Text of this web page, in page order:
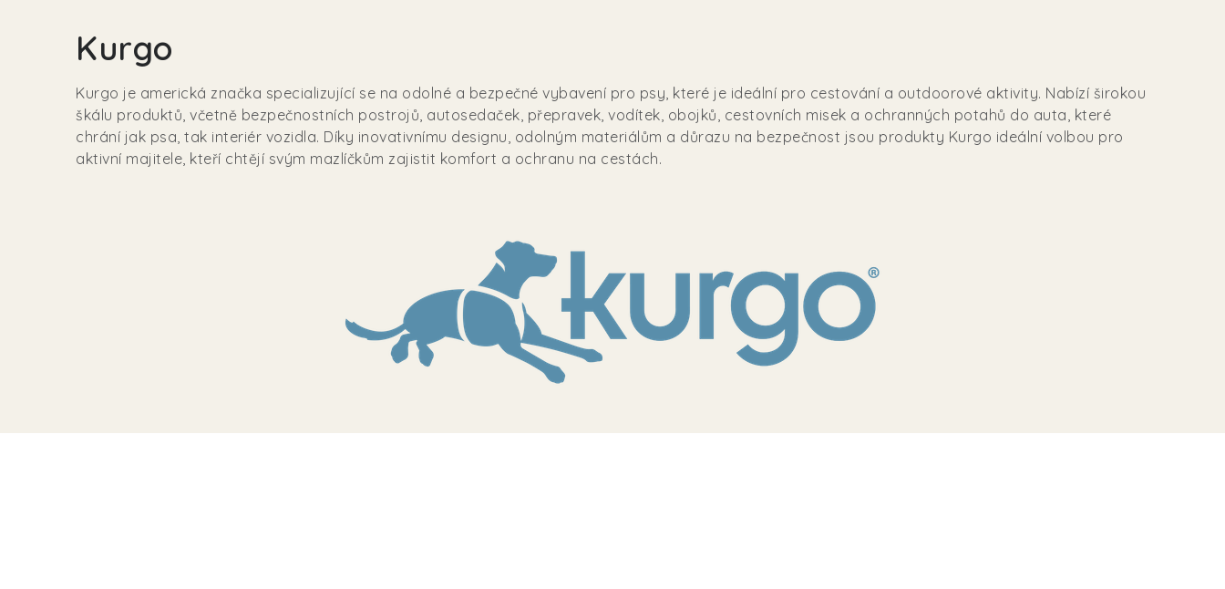
Kurgo
Kurgo je americká značka specializující se na odolné a bezpečné vybavení pro psy, které je ideální pro cestování a outdoorové aktivity. Nabízí širokou
škálu produktů, včetně bezpečnostních postrojů, autosedaček, přepravek, vodítek, obojků, cestovních misek a ochranných potahů do auta, které
chrání jak psa, tak interiér vozidla. Díky inovativnímu designu, odolným materiálům a důrazu na bezpečnost jsou produkty Kurgo ideální volbou pro
aktivní majitele, kteří chtějí svým mazlíčkům zajistit komfort a ochranu na cestách.